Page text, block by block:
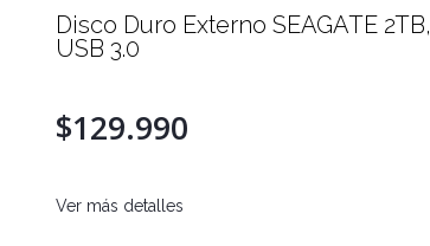
Disco Duro Externo SEAGATE 2TB,
USB 3.0
$129.990
Ver más detalles